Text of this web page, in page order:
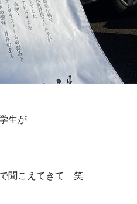
生が
聞こえてきて 笑